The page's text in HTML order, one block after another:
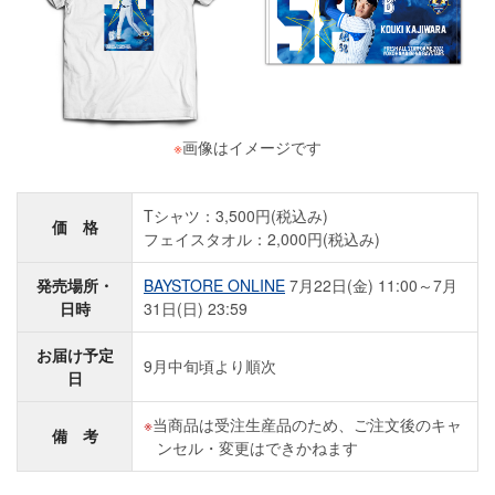
※画像はイメージです
価 格
Tシャツ：3,500円(税込み)
フェイスタオル：2,000円(税込み)
発売場所・
日時
BAYSTORE ONLINE 7月22日(金) 11:00～7月
31日(日) 23:59
お届け予定
日
9月中旬頃より順次
備 考
当商品は受注生産品のため、ご注文後のキャ
ンセル・変更はできかねます